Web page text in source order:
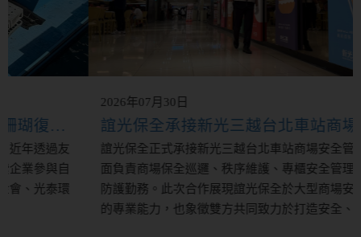
2026年07月30日
誼光保全承接新光三越台北車站商場安全管理服務 攜手打造安心、安全的商場環境 專業維安服務進駐 提供全方位商場安全管理
誼光保全正式承接新光三越台北車站商場安全管理服務，全
面負責商場保全巡邏、秩序維護、專櫃安全管理及各項安全
防護勤務。此次合作展現誼光保全於大型商場安全管理領域
的專業能力，也象徵雙方共同致力於打造安全、友...more